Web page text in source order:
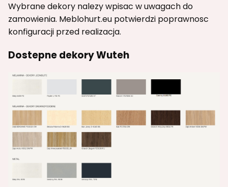
Wybrane dekory nalezy wpisac w uwagach do
zamowienia. Meblohurt.eu potwierdzi poprawnosc
konfiguracji przed realizacja.
Dostepne dekory Wuteh